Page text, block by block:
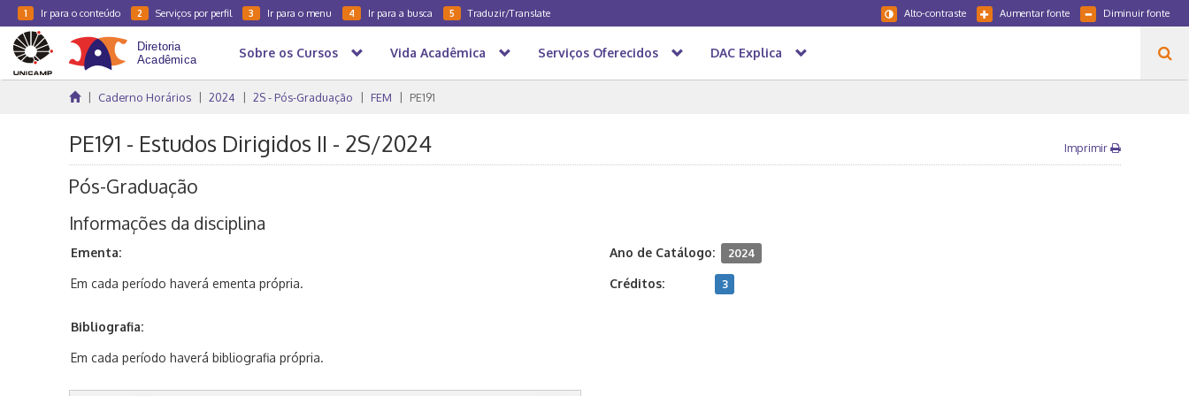
1 Ir para o conteúdo 2 Serviços por perfil 3 Ir para o menu 4 Ir para a busca 5 Traduzir/Translate Diminuir fonte
Aumentar fonte
Alto-contraste
Sobre os Cursos Vida Acadêmica Serviços Oferecidos DAC Explica
Caderno Horários 2024 2S - Pós-Graduação FEM PE191
PE191 - Estudos Dirigidos II - 2S/2024 Imprimir
Pós-Graduação
Informações da disciplina
Ementa:
Em cada período haverá ementa própria.
Bibliografia:
Em cada período haverá bibliografia própria.
Ano de Catálogo: 2024
Créditos: 3